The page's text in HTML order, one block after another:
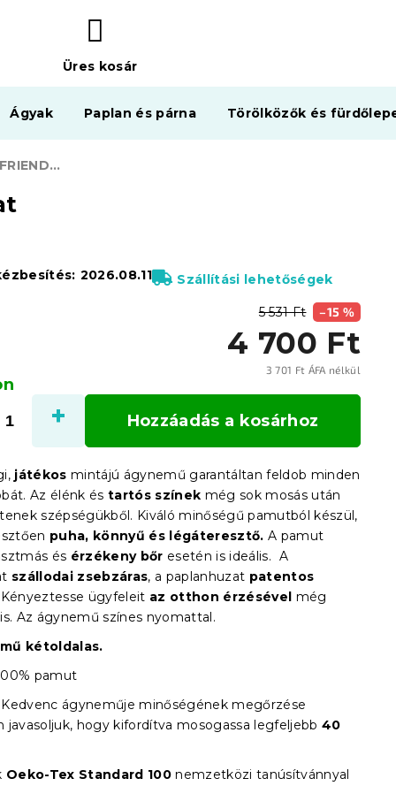
KOSÁR
Üres kosár
Ágyak Paplan és párna Törölközők és
MY LITTLE PONY FRIENDSHIP rózsaszín gyerek ágyneműhuzat
5 531 Ft –15 %
4 700 Ft
3 701 Ft ÁFA nélkül
2026.08.11 Szállítási lehetőségek
Hozzáadás a kosárhoz
játékos mintájú ágynemű garantáltan feldob minden
Az élénk és tartós színek még sok mosás után
szépségükből. Kiváló minőségű pamutból készül,
puha, könnyű és légáteresztő. A pamut
és érzékeny bőr esetén is ideális. A
szállodai zsebzáras, a paplanhuzat patentos
Kényeztesse ügyfeleit az otthon érzésével még
Az ágynemű színes nyomattal.
kétoldalas.
pamut
Kedvenc ágyneműje minőségének megőrzése
javasoljuk, hogy kifordítva mosogassa legfeljebb 40
Oeko-Tex Standard 100 nemzetközi tanúsítvánnyal